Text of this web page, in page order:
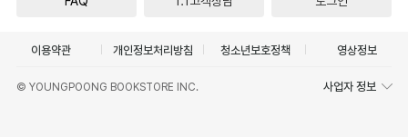
이용약관 개인정보처리방침 청소년보호정책 영상정보
© YOUNGPOONG BOOKSTORE INC. 사업자 정보